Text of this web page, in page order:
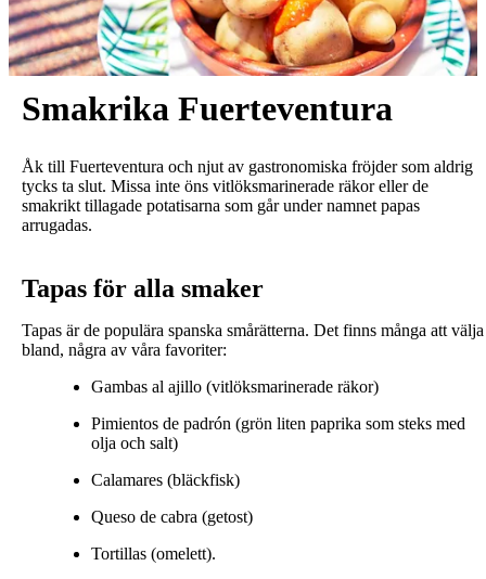
Smakrika Fuerteventura
Åk till Fuerteventura och njut av gastronomiska fröjder som aldrig
tycks ta slut. Missa inte öns vitlöksmarinerade räkor eller de
smakrikt tillagade potatisarna som går under namnet papas
arrugadas.
Tapas för alla smaker
Tapas är de populära spanska smårätterna. Det finns många att välja
bland, några av våra favoriter:
Gambas al ajillo (vitlöksmarinerade räkor)
Pimientos de padrón (grön liten paprika som steks med
olja och salt)
Calamares (bläckfisk)
Queso de cabra (getost)
Tortillas (omelett).